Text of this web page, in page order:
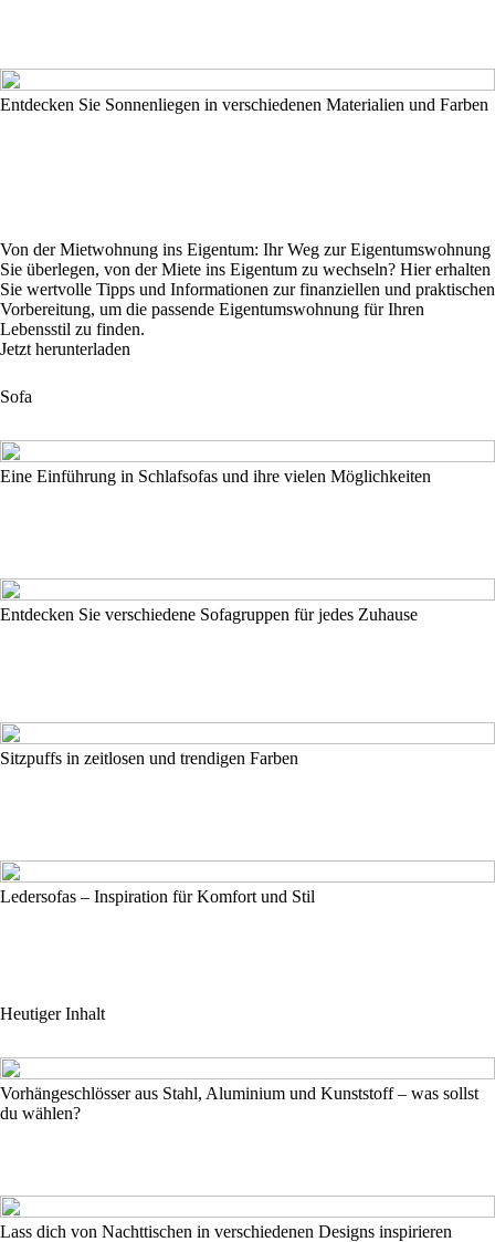
Entdecken Sie Sonnenliegen in verschiedenen Materialien und Farben
Von der Mietwohnung ins Eigentum: Ihr Weg zur Eigentumswohnung
Sie überlegen, von der Miete ins Eigentum zu wechseln? Hier erhalten
Sie wertvolle Tipps und Informationen zur finanziellen und praktischen
Vorbereitung, um die passende Eigentumswohnung für Ihren
Lebensstil zu finden.
Jetzt herunterladen
Sofa
Eine Einführung in Schlafsofas und ihre vielen Möglichkeiten
Entdecken Sie verschiedene Sofagruppen für jedes Zuhause
Sitzpuffs in zeitlosen und trendigen Farben
Ledersofas – Inspiration für Komfort und Stil
Heutiger Inhalt
Vorhängeschlösser aus Stahl, Aluminium und Kunststoff – was sollst
du wählen?
Lass dich von Nachttischen in verschiedenen Designs inspirieren